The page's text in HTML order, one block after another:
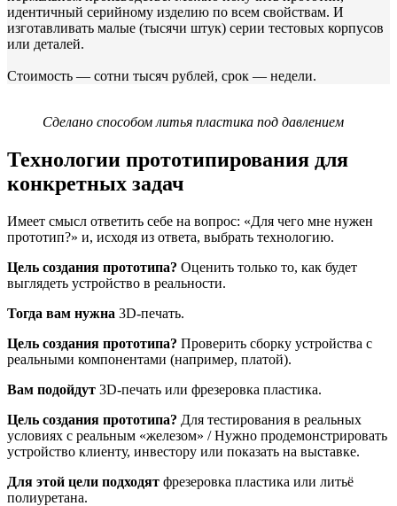
идентичный серийному изделию по всем свойствам. И
изготавливать малые (тысячи штук) серии тестовых корпусов
или деталей.
Стоимость — сотни тысяч рублей, срок — недели.
Сделано способом литья пластика под давлением
Технологии прототипирования для
конкретных задач
Имеет смысл ответить себе на вопрос: «Для чего мне нужен
прототип?» и, исходя из ответа, выбрать технологию.
Цель создания прототипа? Оценить только то, как будет
выглядеть устройство в реальности.
Тогда вам нужна 3D-печать.
Цель создания прототипа? Проверить сборку устройства с
реальными компонентами (например, платой).
Вам подойдут 3D-печать или фрезеровка пластика.
Цель создания прототипа? Для тестирования в реальных
условиях с реальным «железом» / Нужно продемонстрировать
устройство клиенту, инвестору или показать на выставке.
Для этой цели подходят фрезеровка пластика или литьё
полиуретана.